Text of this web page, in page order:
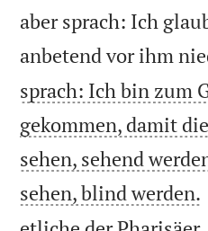
aber sprach: Ich
anbetend vor ihm
sprach: Ich bin zum
gekommen, damit
sehen, sehend
sehen, blind werden.